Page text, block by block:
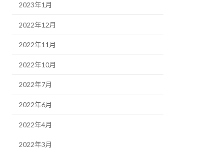
2023年1月
2022年12月
2022年11月
2022年10月
2022年7月
2022年6月
2022年4月
2022年3月